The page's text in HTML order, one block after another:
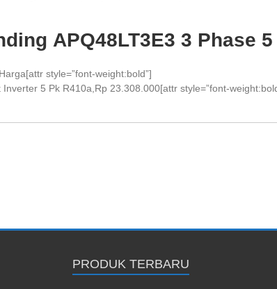
APQ48LT3E3 3 Phase
style=”font-weight:bold”]
5 Pk R410a,Rp 23.308.000[attr style=”font-
PRODUK TERBARU